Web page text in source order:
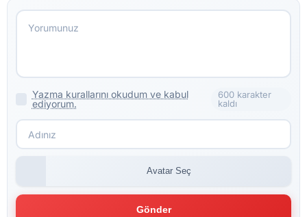
Yazma kurallarını okudum ve kabul
ediyorum.
600 karakter
kaldı
Avatar Seç
Gönder